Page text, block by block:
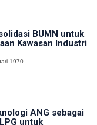
BUMN untuk
Kawasan Industri
1970
ANG sebagai
untuk